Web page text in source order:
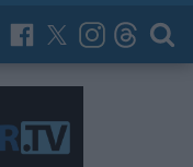
News Now Archív